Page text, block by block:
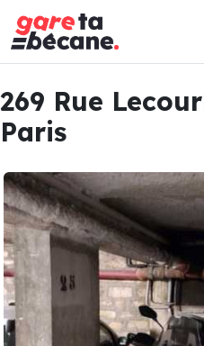
269 Rue
Paris